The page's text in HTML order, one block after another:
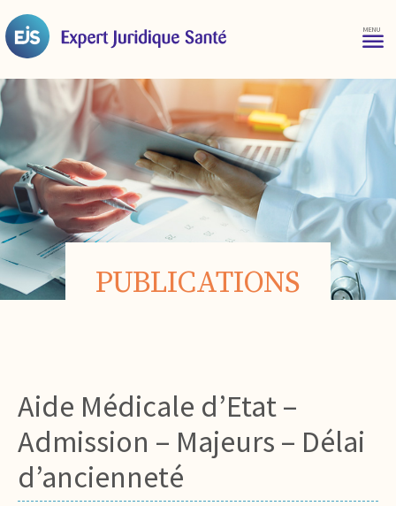
PUBLICATIONS
Aide Médicale d’Etat –
Admission – Majeurs – Délai
d’ancienneté